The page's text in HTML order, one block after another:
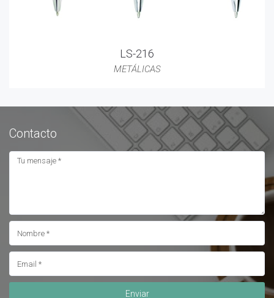
LS-216
METÁLICAS
Contacto
Enviar